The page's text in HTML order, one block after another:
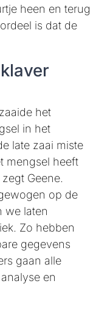
heen en terug
is dat de
het
in het
late zaai miste
mengsel heeft
Geene.
op de
we laten
Zo hebben
gegevens
gaan alle
en